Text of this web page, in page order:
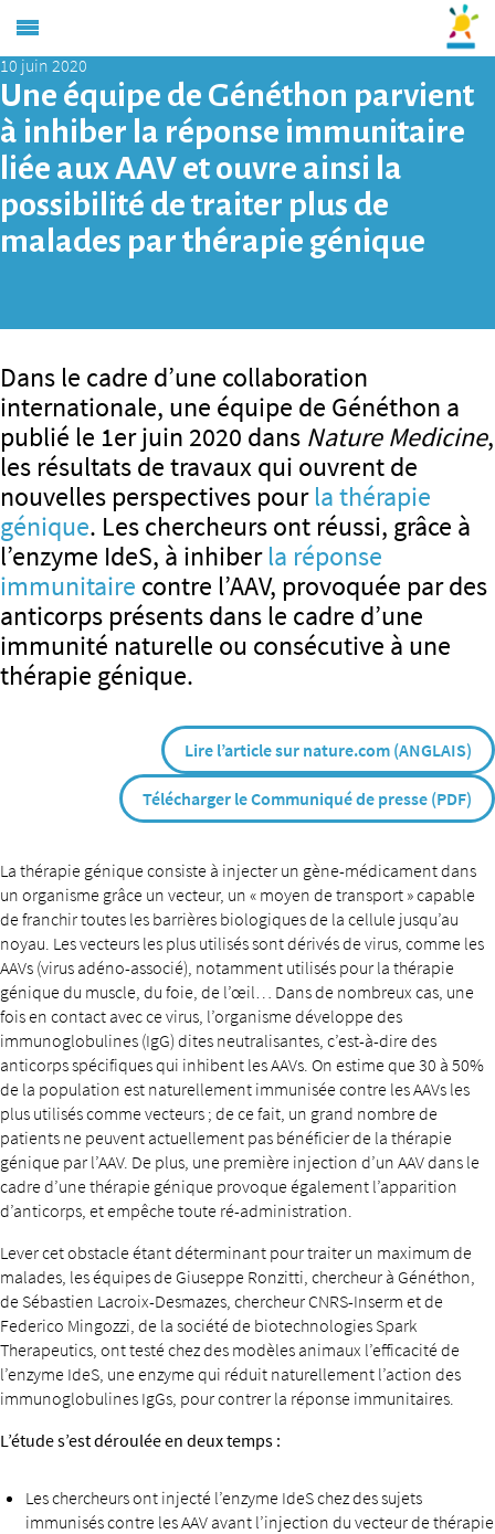
10 juin 2020
Une équipe de Généthon parvient
à inhiber la réponse immunitaire
liée aux AAV et ouvre ainsi la
possibilité de traiter plus de
malades par thérapie génique
Dans le cadre d’une collaboration
internationale, une équipe de Généthon a
publié le 1er juin 2020 dans Nature Medicine,
les résultats de travaux qui ouvrent de
nouvelles perspectives pourla thérapie
génique. Les chercheurs ont réussi, grâce à
l’enzyme IdeS, à inhiberla réponse
immunitaire contre l’AAV, provoquée par des
anticorps présents dans le cadre d’une
immunité naturelle ou consécutive à une
thérapie génique.
Lire l’article sur nature.com (ANGLAIS)
Télécharger le Communiqué de presse (PDF)
La thérapie génique consiste à injecter un gène-médicament dans
un organisme grâce un vecteur, un « moyen de transport » capable
de franchir toutes les barrières biologiques de la cellule jusqu’au
noyau. Les vecteurs les plus utilisés sont dérivés de virus, comme les
AAVs (virus adéno-associé), notamment utilisés pour la thérapie
génique du muscle, du foie, de l’œil… Dans de nombreux cas, une
fois en contact avec ce virus, l’organisme développe des
immunoglobulines (IgG) dites neutralisantes, c’est-à-dire des
anticorps spécifiques qui inhibent les AAVs. On estime que 30 à 50%
de la population est naturellement immunisée contre les AAVs les
plus utilisés comme vecteurs ; de ce fait, un grand nombre de
patients ne peuvent actuellement pas bénéficier de la thérapie
génique par l’AAV. De plus, une première injection d’un AAV dans le
cadre d’une thérapie génique provoque également l’apparition
d’anticorps, et empêche toute ré-administration.
Lever cet obstacle étant déterminant pour traiter un maximum de
malades, les équipes de Giuseppe Ronzitti, chercheur à Généthon,
de Sébastien Lacroix-Desmazes, chercheur CNRS-Inserm et de
Federico Mingozzi, de la société de biotechnologies Spark
Therapeutics, ont testé chez des modèles animaux l’efficacité de
l’enzyme IdeS, une enzyme qui réduit naturellement l’action des
immunoglobulines IgGs, pour contrer la réponse immunitaires.
L’étude s’est déroulée en deux temps :
Les chercheurs ont injecté l’enzyme IdeS chez des sujets
immunisés contre les AAV avant l’injection du vecteur de thérapie